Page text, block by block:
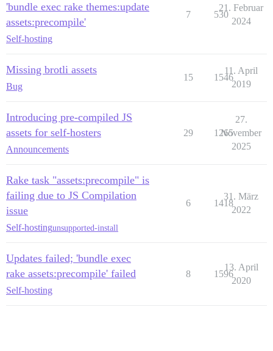
'bundle exec rake themes:update
assets:precompile'
Self-hosting
7 530
21. Februar
2024
Missing brotli assets
Bug
15 1546
11. April
2019
Introducing pre-compiled JS
assets for self-hosters
Announcements
29 1265
27.
November
2025
Rake task "assets:precompile" is
failing due to JS Compilation
issue
Self-hostingunsupported-install
6 1418
31. März
2022
Updates failed; 'bundle exec
rake assets:precompile' failed
Self-hosting
8 1596
13. April
2020